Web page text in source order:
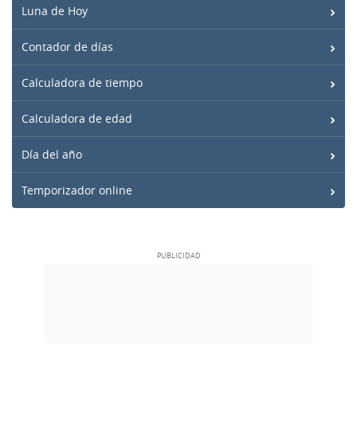
Luna de Hoy
Contador de días
Calculadora de tiempo
Calculadora de edad
Día del año
Temporizador online